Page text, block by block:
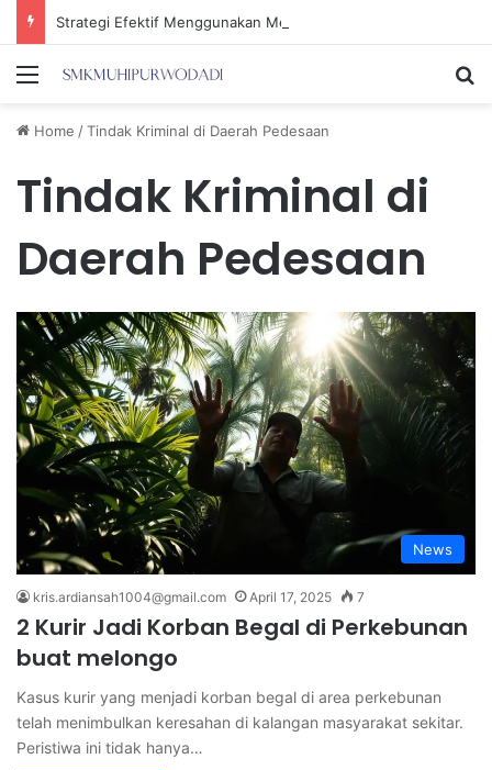
Menu
Home /Tindak Kriminal di Daerah Pedesaan
Tindak Kriminal di
Daerah Pedesaan
News
kris.ardiansah1004@gmail.com April 17, 2025 7
2 Kurir Jadi Korban Begal di Perkebunan
buat melongo
Kasus kurir yang menjadi korban begal di area perkebunan
telah menimbulkan keresahan di kalangan masyarakat sekitar.
Peristiwa ini tidak hanya…